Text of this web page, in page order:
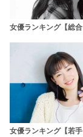
女優ランキング【総合
女優ランキング【若手